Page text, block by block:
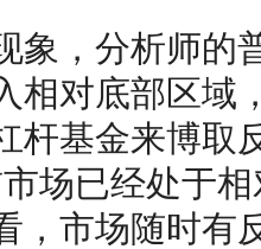
，分析师的
相对底部区域
杆基金来博取
已经处于相
，市场随时有